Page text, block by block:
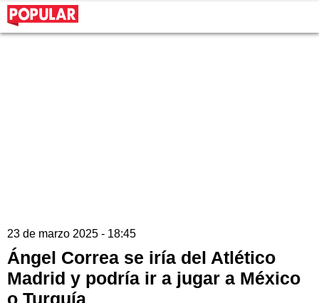
23 de marzo 2025 - 18:45
Ángel Correa se iría del Atlético
Madrid y podría ir a jugar a México
o Turquía